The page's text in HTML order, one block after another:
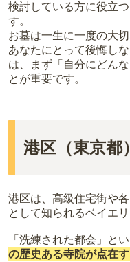
用。僧侶に渡すお布施がか
・納骨式の費用
すお布施、会食などの費用
・年間管理費：お墓の管理
ます。
必ず確認することをおすす
現地への見学が難しい場合
内を取り寄せることができ
上住んでいるなどが挙げら
条件を満たさない場合は、
め、事前の確認が重要です
契約条件の詳細は、各霊園
よりお問い合わせください
検討している方に役立
す。
お墓は一生に一度の大切
あなたにとって後悔し
は、まず「自分にどん
とが重要です。
港区（東京都
港区は、高級住宅街や
として知られるベイエリ
「洗練された都会」と
の歴史ある寺院が点在